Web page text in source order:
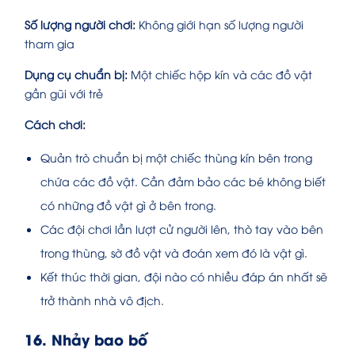
Số lượng người chơi: Không giới hạn số lượng người
tham gia
Dụng cụ chuẩn bị: Một chiếc hộp kín và các đồ vật
gần gũi với trẻ
Cách chơi:
Quản trò chuẩn bị một chiếc thùng kín bên trong
chứa các đồ vật. Cần đảm bảo các bé không biết
có những đồ vật gì ở bên trong.
Các đội chơi lần lượt cử người lên, thò tay vào bên
trong thùng, sờ đồ vật và đoán xem đó là vật gì.
Kết thúc thời gian, đội nào có nhiều đáp án nhất sẽ
trở thành nhà vô địch.
16. Nhảy bao bố